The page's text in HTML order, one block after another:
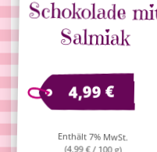
Salmiak
4,99€
Enthält 7% MwSt.
(4,99€/ 100 g)